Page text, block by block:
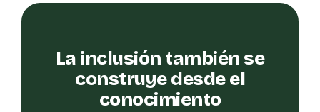
La inclusión también se
construye desde el
conocimiento